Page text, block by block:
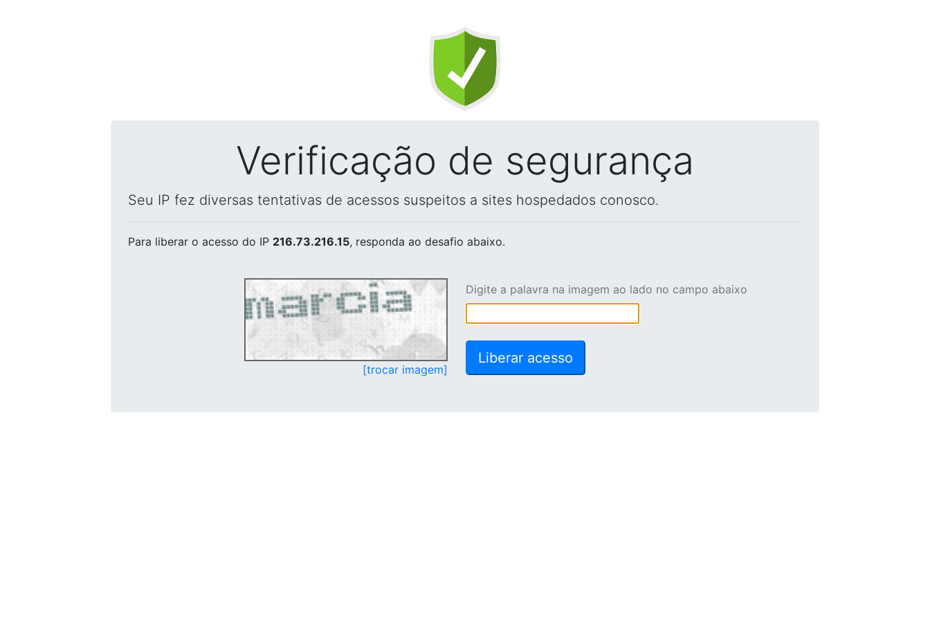
Verificação de segurança
Seu IP fez diversas tentativas de acessos suspeitos a sites hospedados conosco.
Para liberar o acesso do IP 216.73.216.15, responda ao desafio abaixo.
[trocar imagem]
Digite a palavra na imagem ao lado no campo abaixo